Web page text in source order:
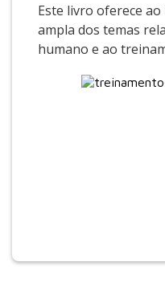
Este livro oferece
ampla dos temas
humano e ao